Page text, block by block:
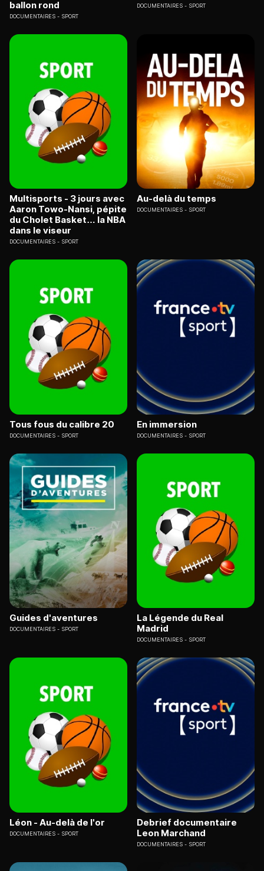
ballon rond
DOCUMENTAIRES SPORT
DOCUMENTAIRES SPORT
Multisports - 3 jours avec
Aaron Towo-Nansi, pépite
du Cholet Basket… la NBA
dans le viseur
DOCUMENTAIRES SPORT
Au-delà du temps
DOCUMENTAIRES SPORT
Tous fous du calibre 20
DOCUMENTAIRES SPORT
En immersion
DOCUMENTAIRES SPORT
Guides d'aventures
DOCUMENTAIRES SPORT
La Légende du Real
Madrid
DOCUMENTAIRES SPORT
Léon - Au-delà de l'or
DOCUMENTAIRES SPORT
Debrief documentaire
Leon Marchand
DOCUMENTAIRES SPORT